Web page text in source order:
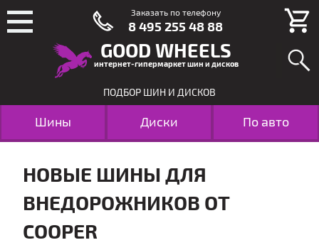
GOOD WHEELS
интернет-гипермаркет шин и дисков
ПОДБОР ШИН И ДИСКОВ
Шины Диски По авто
НОВЫЕ ШИНЫ ДЛЯ
ВНЕДОРОЖНИКОВ ОТ
COOPER
Заказать по телефону
8 495 255 48 88